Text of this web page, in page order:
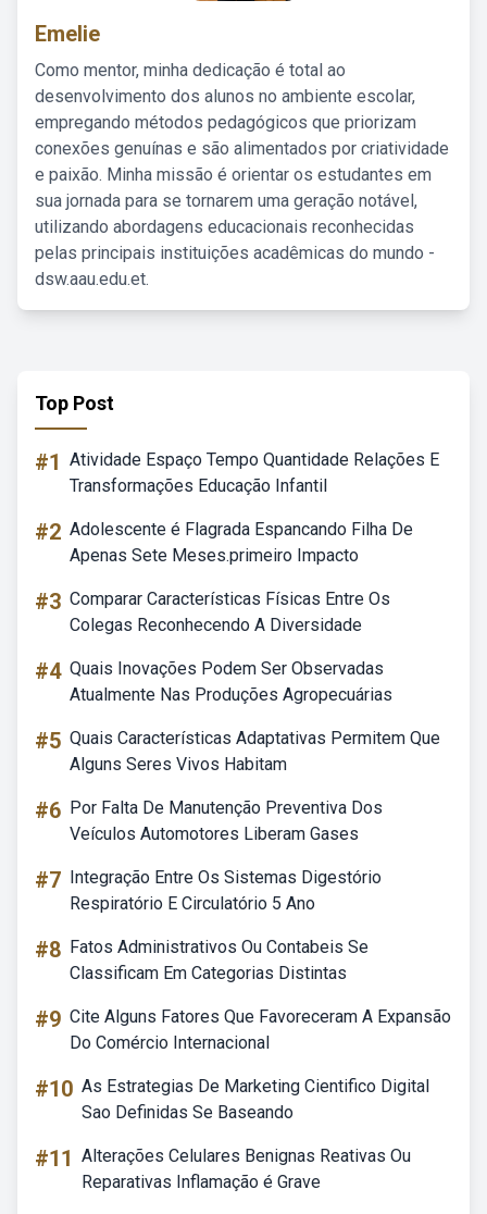
Emelie
Como mentor, minha dedicação é total ao
desenvolvimento dos alunos no ambiente escolar,
empregando métodos pedagógicos que priorizam
conexões genuínas e são alimentados por criatividade
e paixão. Minha missão é orientar os estudantes em
sua jornada para se tornarem uma geração notável,
utilizando abordagens educacionais reconhecidas
pelas principais instituições acadêmicas do mundo -
dsw.aau.edu.et.
Top Post
#1 Atividade Espaço Tempo Quantidade Relações E
Transformações Educação Infantil
#2 Adolescente é Flagrada Espancando Filha De
Apenas Sete Meses.primeiro Impacto
#3 Comparar Características Físicas Entre Os
Colegas Reconhecendo A Diversidade
#4 Quais Inovações Podem Ser Observadas
Atualmente Nas Produções Agropecuárias
#5 Quais Características Adaptativas Permitem Que
Alguns Seres Vivos Habitam
#6 Por Falta De Manutenção Preventiva Dos
Veículos Automotores Liberam Gases
#7 Integração Entre Os Sistemas Digestório
Respiratório E Circulatório 5 Ano
#8 Fatos Administrativos Ou Contabeis Se
Classificam Em Categorias Distintas
#9 Cite Alguns Fatores Que Favoreceram A Expansão
Do Comércio Internacional
#10 As Estrategias De Marketing Cientifico Digital
Sao Definidas Se Baseando
#11 Alterações Celulares Benignas Reativas Ou
Reparativas Inflamação é Grave